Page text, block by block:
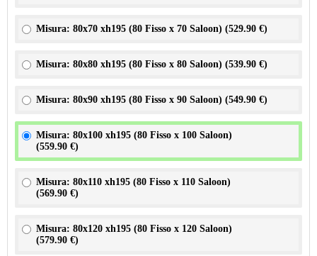
Misura: 80x70 xh195 (80 Fisso x 70 Saloon) (529.90 €)
Misura: 80x80 xh195 (80 Fisso x 80 Saloon) (539.90 €)
Misura: 80x90 xh195 (80 Fisso x 90 Saloon) (549.90 €)
Misura: 80x100 xh195 (80 Fisso x 100 Saloon)
(559.90 €)
Misura: 80x110 xh195 (80 Fisso x 110 Saloon)
(569.90 €)
Misura: 80x120 xh195 (80 Fisso x 120 Saloon)
(579.90 €)